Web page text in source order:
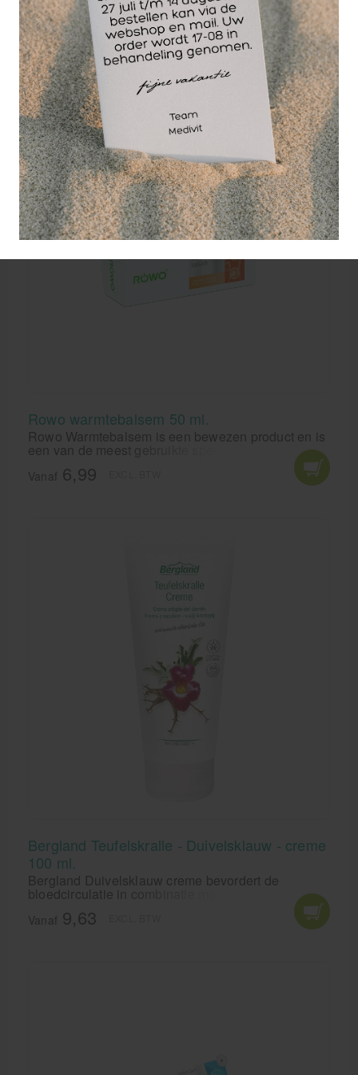
Wellicht ook interessant
Rowo warmtebalsem 50 ml.
Rowo Warmtebalsem is een bewezen product en is
een van de meest gebruikte speciale preparaten.
De warmtebalsem begeleid zowel professionele als
vrije tijd sporters en wordt ook gebruikt in de
behandeling door gespecialiseerde gebruikers. Een
Vanaf 6,99
Bergland Teufelskralle - Duivelsklauw - creme
100 ml.
Bergland Duivelsklauw creme bevordert de
bloedcirculatie in combinatie met volledig
jeneverbes, sparren en lavendel. Bergland
Duivelsklauw is uitstekend voor een aangename
Vanaf 9,63